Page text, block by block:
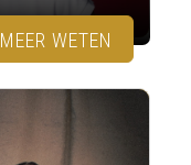
MEER WETEN